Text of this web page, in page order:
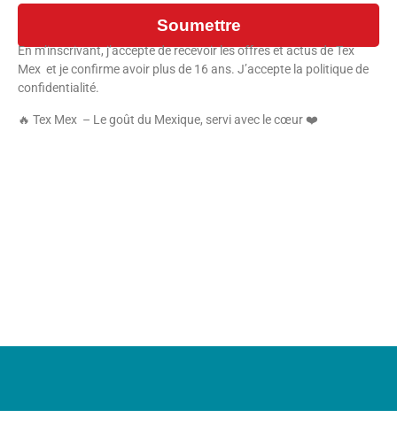
Soumettre
En m’inscrivant, j’accepte de recevoir les offres et actus de Tex
Mex et je confirme avoir plus de 16 ans. J’accepte la politique de
confidentialité.
🔥 Tex Mex – Le goût du Mexique, servi avec le cœur ❤️